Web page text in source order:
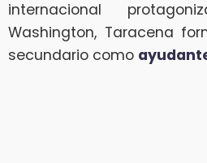
internacional
Washington, Taracena
secundario como